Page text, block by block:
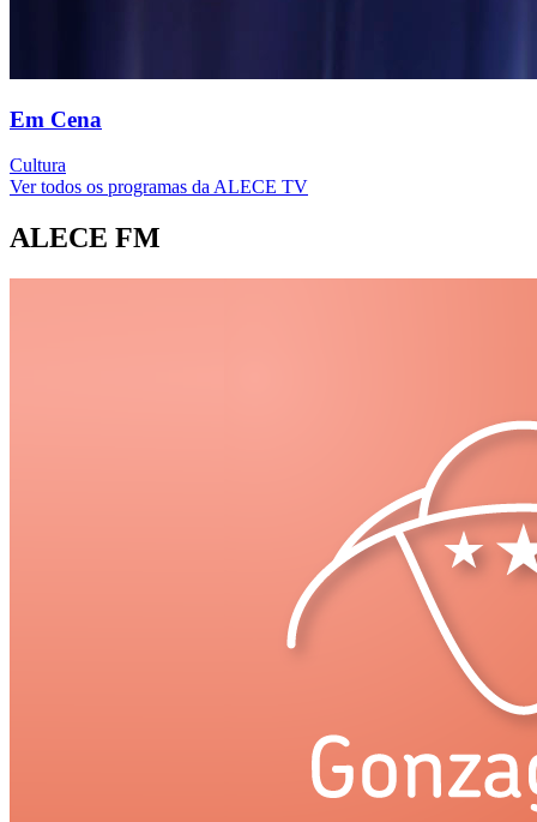
Em Cena
Cultura
Ver todos os programas da ALECE TV
ALECE FM